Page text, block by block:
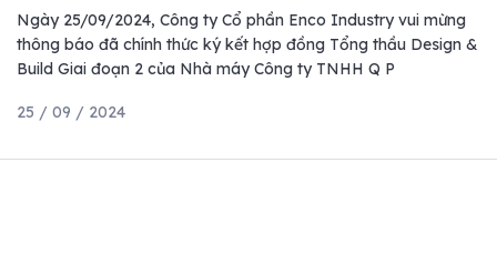
Ngày 25/09/2024, Công ty Cổ phần Enco Industry vui mừng
thông báo đã chính thức ký kết hợp đồng Tổng thầu Design &
Build Giai đoạn 2 của Nhà máy Công ty TNHH Q P
25 / 09 / 2024